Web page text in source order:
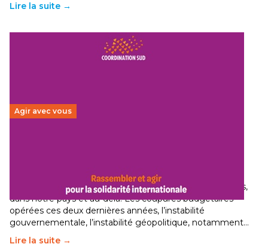
Lire la suite →
Agir avec vous
Le secteur humanitaire connaît des difficultés profondes,
dans notre pays et au-delà. Les coupures budgétaires
opérées ces deux dernières années, l’instabilité
gouvernementale, l’instabilité géopolitique, notamment…
Lire la suite →